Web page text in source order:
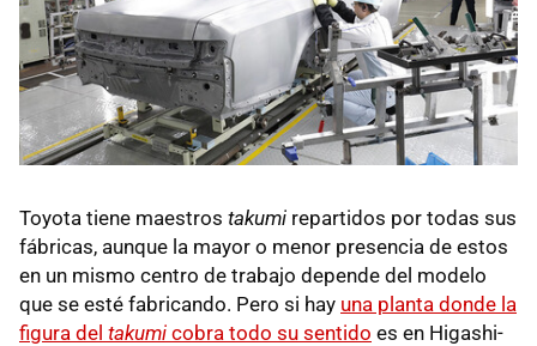
Toyota tiene maestros takumi repartidos por todas sus
fábricas, aunque la mayor o menor presencia de estos
en un mismo centro de trabajo depende del modelo
que se esté fabricando. Pero si hay una planta donde la
figura del takumi cobra todo su sentido es en Higashi-